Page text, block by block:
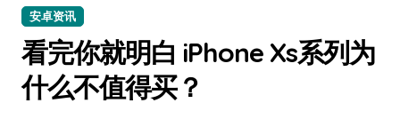
安卓资讯
看完你就明白 iPhone Xs系列为
什么不值得买？